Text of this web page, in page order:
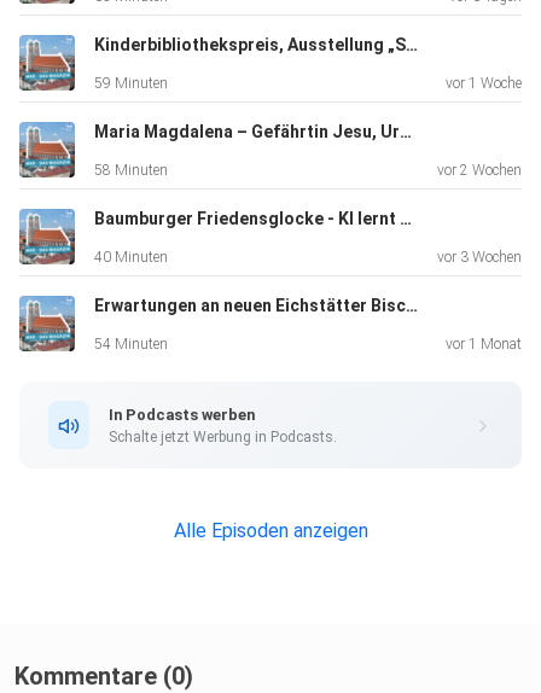
Kinderbibliothekspreis, Ausstellung „Seelentrost“, Pilgern auf dem Franziskusweg
59 Minuten vor 1 Woche
Maria Magdalena – Gefährtin Jesu, Ursulinenkloster rundum erneuert, 50. Todestag Kardinal Döpfners
58 Minuten vor 2 Wochen
Baumburger Friedensglocke - KI lernt Bairisch
40 Minuten vor 3 Wochen
Erwartungen an neuen Eichstätter Bischof
54 Minuten vor 1 Monat
In Podcasts werben
Schalte jetzt Werbung in Podcasts.
Alle Episoden anzeigen
Kommentare (0)